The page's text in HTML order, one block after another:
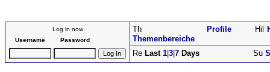
Log in now
Username
Password Themenbereiche
Profile
Last 1 3 7 Days